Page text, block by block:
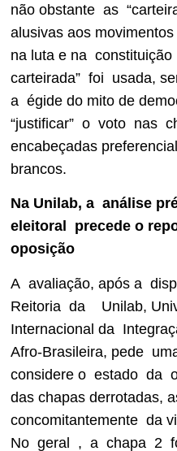
não obstante as
alusivas aos
na luta e na
carteirada” foi usada,
a égide do mito de
“justificar” o voto nas
encabeçadas
brancos.
Na Unilab, a análise
eleitoral precede o
oposição
A avaliação, após a
Reitoria da Unilab,
Internacional da
Afro-Brasileira, pede
considere o estado da
das chapas
concomitantemente da
No geral , a chapa 2